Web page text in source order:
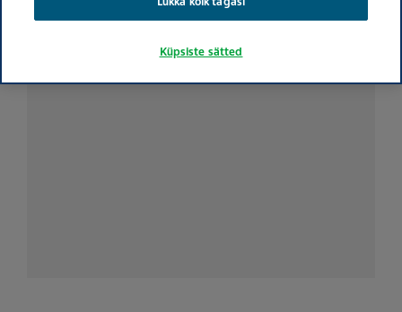
Küpsiste sätted